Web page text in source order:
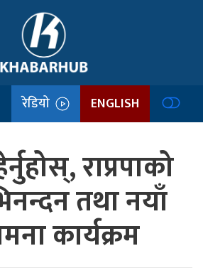
रेडियो ENGLISH
राप्रपाको
तथा नयाँ
कार्यक्रम